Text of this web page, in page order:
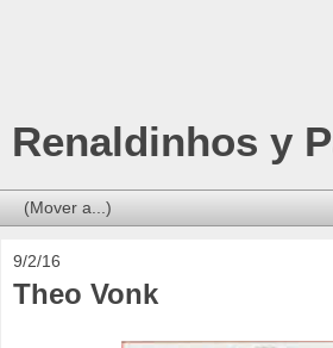
Renaldinhos y
9/2/16
Theo Vonk